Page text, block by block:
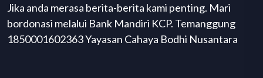
Jika anda merasa berita-berita kami penting. Mari
bordonasi melalui Bank Mandiri KCP. Temanggung
1850001602363 Yayasan Cahaya Bodhi Nusantara